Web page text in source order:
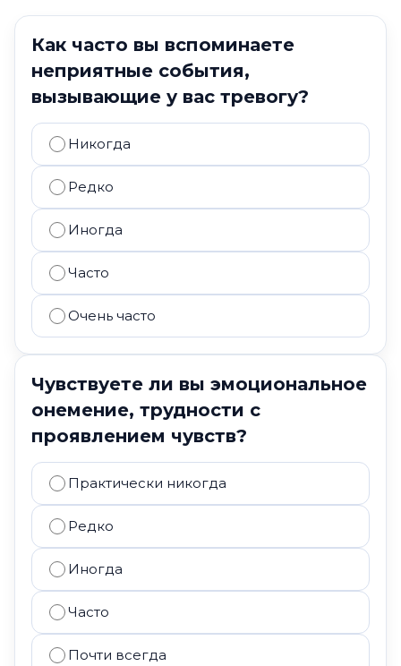
Как часто вы вспоминаете
неприятные события,
вызывающие у вас тревогу?
Никогда
Редко
Иногда
Часто
Очень часто
Чувствуете ли вы эмоциональное
онемение, трудности с
проявлением чувств?
Практически никогда
Редко
Иногда
Часто
Почти всегда